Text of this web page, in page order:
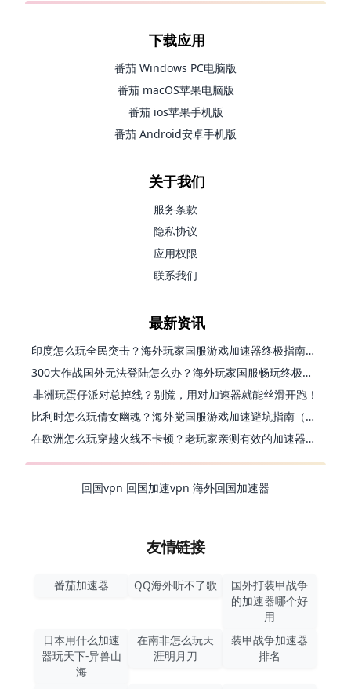
下载应用
番茄 Windows PC电脑版
番茄 macOS苹果电脑版
番茄 ios苹果手机版
番茄 Android安卓手机版
关于我们
服务条款
隐私协议
应用权限
联系我们
最新资讯
印度怎么玩全民突击？海外玩家国服游戏加速器终极指南（附原神延迟优化+精灵之境加速器选择）
300大作战国外无法登陆怎么办？海外玩家国服畅玩终极指南（附实测推荐）
非洲玩蛋仔派对总掉线？别慌，用对加速器就能丝滑开跑！
比利时怎么玩倩女幽魂？海外党国服游戏加速避坑指南（附实测推荐）
在欧洲怎么玩穿越火线不卡顿？老玩家亲测有效的加速器选择指南
回国vpn 回国加速vpn 海外回国加速器
友情链接
番茄加速器 QQ海外听不了歌
国外打装甲战争
的加速器哪个好
用
日本用什么加速
器玩天下-异兽山
海
在南非怎么玩天
涯明月刀
装甲战争加速器
排名